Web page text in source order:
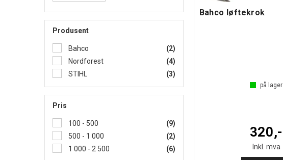
Produsent
Bahco
(2)
Nordforest
(4)
STIHL
(3)
Pris
100 - 500
(9)
500 - 1 000
(2)
1 000 - 2 500
(6)
Bahco løftekrok
på lager
320,-
Inkl. mva